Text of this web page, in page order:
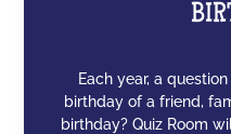
Each year, a
birthday of a friend,
birthday? Quiz Room